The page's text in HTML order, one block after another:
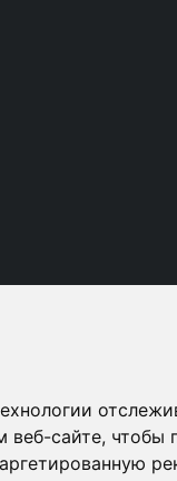
сайте, чтобы
us